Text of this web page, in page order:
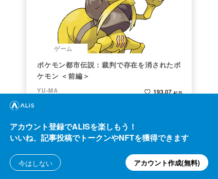
ゲーム
ポケモン都市伝説：裁判で存在を消されたポ
ケモン ＜前編＞
YU-MA
193.07ALIS
アカウント登録でALISを楽しもう！
いいね、記事投稿でトークンやNFTを獲得できます
今はしない アカウント作成(無料)